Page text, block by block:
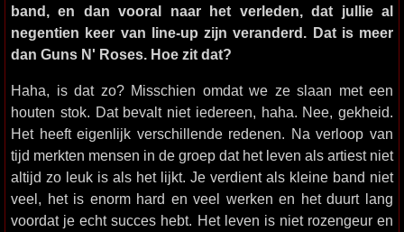
band, en dan vooral naar het verleden, dat jullie al
negentien keer van line-up zijn veranderd. Dat is meer
dan Guns N' Roses. Hoe zit dat?
Haha, is dat zo? Misschien omdat we ze slaan met een
houten stok. Dat bevalt niet iedereen, haha. Nee, gekheid.
Het heeft eigenlijk verschillende redenen. Na verloop van
tijd merkten mensen in de groep dat het leven als artiest niet
altijd zo leuk is als het lijkt. Je verdient als kleine band niet
veel, het is enorm hard en veel werken en het duurt lang
voordat je echt succes hebt. Het leven is niet rozengeur en